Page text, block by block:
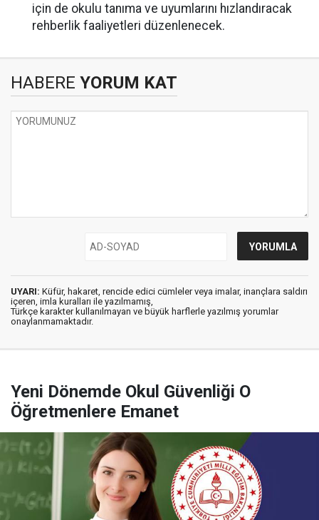
için de okulu tanıma ve uyumlarını hızlandıracak
rehberlik faaliyetleri düzenlenecek.
HABERE YORUM KAT
UYARI: Küfür, hakaret, rencide edici cümleler veya imalar, inançlara saldırı
içeren, imla kuralları ile yazılmamış,
Türkçe karakter kullanılmayan ve büyük harflerle yazılmış yorumlar
onaylanmamaktadır.
Yeni Dönemde Okul Güvenliği O
Öğretmenlere Emanet